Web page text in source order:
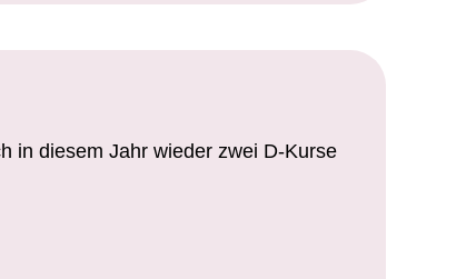
in diesem Jahr wieder zwei D-Kurse